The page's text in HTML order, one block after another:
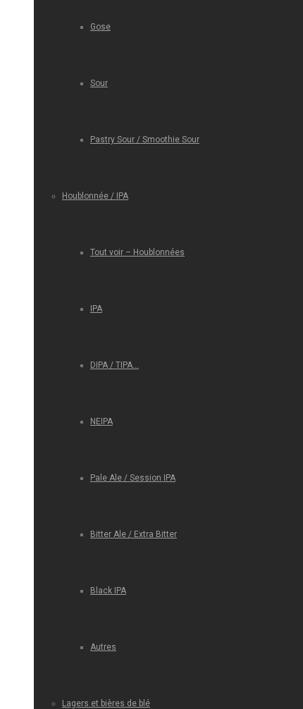
Gose
Sour
Pastry Sour / Smoothie Sour
Houblonnée / IPA
Tout voir – Houblonnées
IPA
DIPA / TIPA…
NEIPA
Pale Ale / Session IPA
Bitter Ale / Extra Bitter
Black IPA
Autres
Lagers et bières de blé